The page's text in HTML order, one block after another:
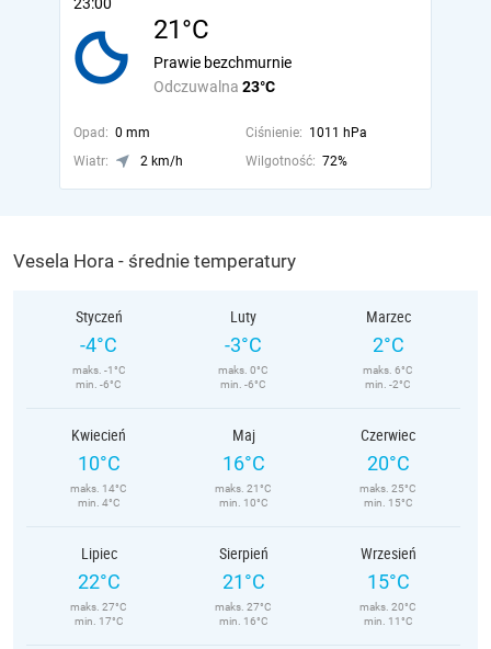
21°C
Odczuwalna 23°C
Prawie bezchmurnie
Opad: 0 mm Ciśnienie: 1011 hPa
Wiatr:
2 km/h Wilgotność: 72%
Vesela Hora - średnie temperatury
Styczeń
-4°C
maks. -1°C
min. -6°C
Luty
-3°C
maks. 0°C
min. -6°C
Marzec
2°C
maks. 6°C
min. -2°C
Kwiecień
10°C
maks. 14°C
min. 4°C
Maj
16°C
maks. 21°C
min. 10°C
Czerwiec
20°C
maks. 25°C
min. 15°C
Lipiec
22°C
maks. 27°C
min. 17°C
Sierpień
21°C
maks. 27°C
min. 16°C
Wrzesień
15°C
maks. 20°C
min. 11°C